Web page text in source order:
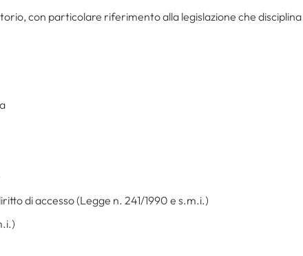
con particolare riferimento alla legislazione che disciplina
di accesso (Legge n. 241/1990 e s.m.i.)